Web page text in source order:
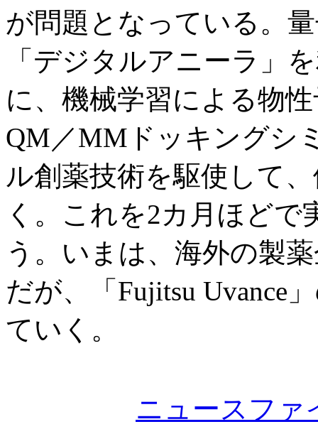
が問題となっている。
「デジタルアニーラ」
に、機械学習による物
QM／MMドッキングシ
ル創薬技術を駆使して
く。これを2カ月ほど
う。いまは、海外の製
だが、「Fujitsu Uvance
ていく。
ニュースファ